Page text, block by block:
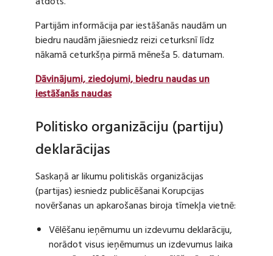
Partijām informācija par iestāšanās naudām un
biedru naudām jāiesniedz reizi ceturksnī līdz
nākamā ceturkšņa pirmā mēneša 5. datumam.
Dāvinājumi, ziedojumi, biedru naudas un
iestāšanās naudas
Politisko organizāciju (partiju)
deklarācijas
Saskaņā ar likumu politiskās organizācijas
(partijas) iesniedz publicēšanai Korupcijas
novēršanas un apkarošanas biroja tīmekļa vietnē:
Vēlēšanu ieņēmumu un izdevumu deklarāciju,
norādot visus ieņēmumus un izdevumus laika